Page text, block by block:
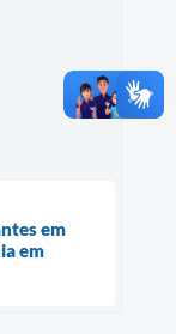
em
em